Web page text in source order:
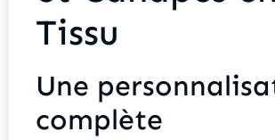
Tissu
Une
complète